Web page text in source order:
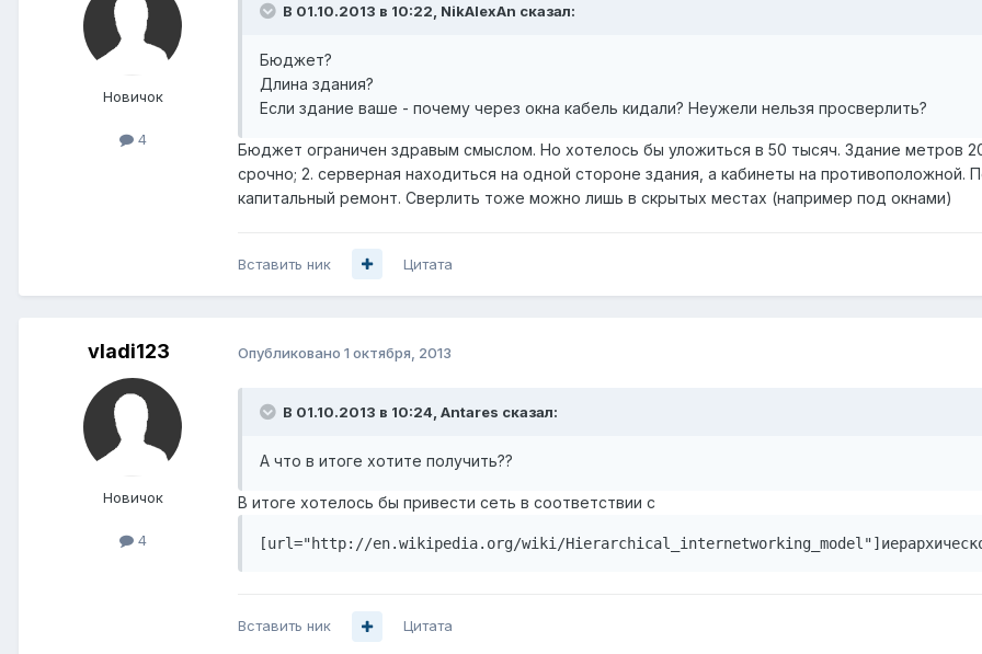
Новичок
4
В 01.10.2013 в 10:22, NikAlexAn сказал:
Бюджет?
Длина здания?
Если здание ваше - почему через окна кабель кидали? Неужели нельзя просверлить?
Бюджет ограничен здравым смыслом. Но хотелось бы уложиться в 50 тысяч. Здание метров
срочно; 2. серверная находиться на одной стороне здания, а кабинеты на
капитальный ремонт. Сверлить тоже можно лишь в скрытых местах (например под окнами)
Вставить ник Цитата
vladi123
Новичок
4
Опубликовано 1 октября, 2013
В 01.10.2013 в 10:24, Antares сказал:
А что в итоге хотите получить??
В итоге хотелось бы привести сеть в соответствии с
[url="http://en.wikipedia.org/wiki/
Вставить ник Цитата